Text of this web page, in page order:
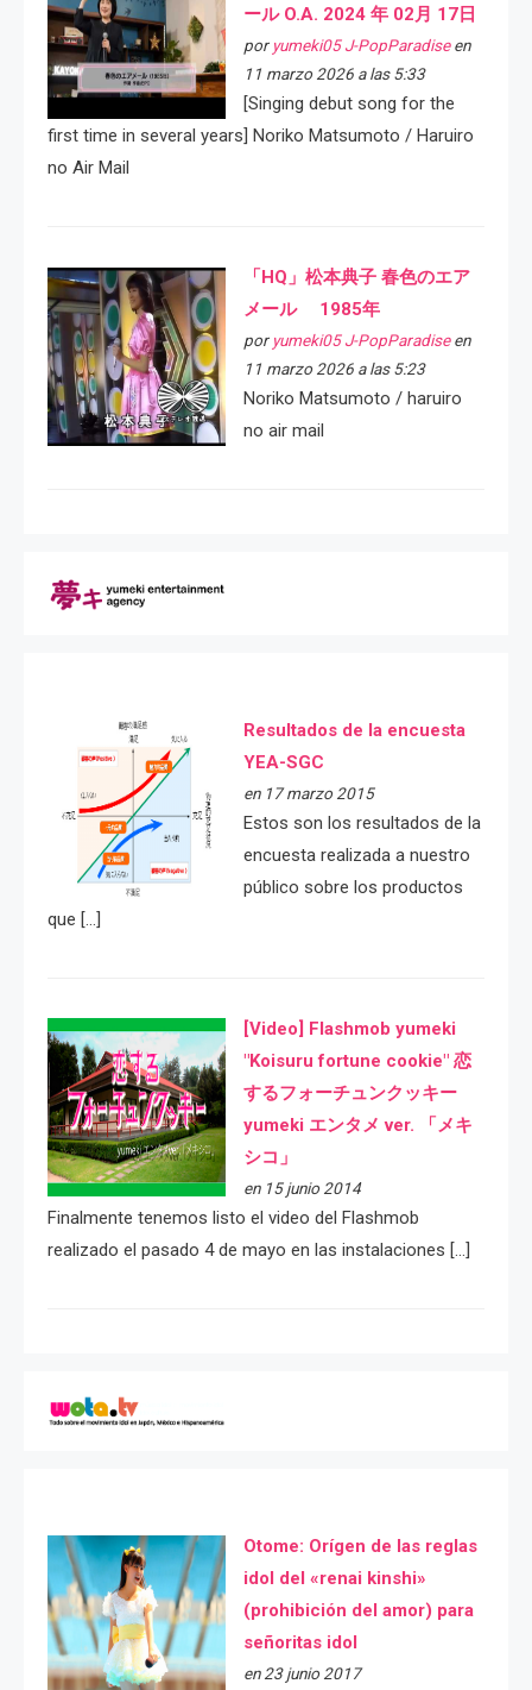
ール O.A. 2024 年 02月 17日
por yumeki05 J-PopParadiseen
11 marzo 2026 a las 5:33
[Singing debut song for the
first time in several years] Noriko Matsumoto / Haruiro
no Air Mail
「HQ」松本典子 春色のエア
メール 1985年
por yumeki05 J-PopParadiseen
11 marzo 2026 a las 5:23
Noriko Matsumoto / haruiro
no air mail
Resultados de la encuesta
YEA-SGC
en 17 marzo 2015
Estos son los resultados de la
encuesta realizada a nuestro
público sobre los productos
que […]
[Video] Flashmob yumeki
"Koisuru fortune cookie" 恋
するフォーチュンクッキー
yumeki エンタメ ver. 「メキ
シコ」
en 15 junio 2014
Finalmente tenemos listo el video del Flashmob
realizado el pasado 4 de mayo en las instalaciones […]
Otome: Orígen de las reglas
idol del «renai kinshi»
(prohibición del amor) para
señoritas idol
en 23 junio 2017